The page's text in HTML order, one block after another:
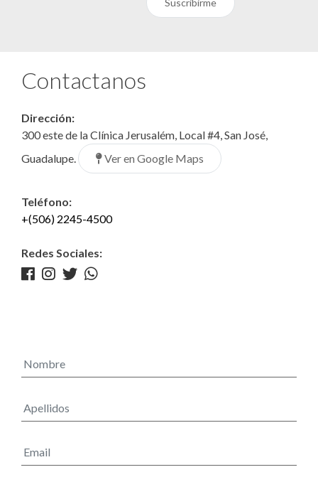
Suscribirme
Contactanos
Dirección:
300 este de la Clínica Jerusalém, Local #4, San José,
Guadalupe.
Ver en Google Maps
Teléfono:
+(506) 2245-4500
Redes Sociales: